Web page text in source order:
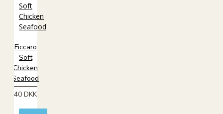
Ficcaro
Soft
Chicken
Seafood
40 DKK